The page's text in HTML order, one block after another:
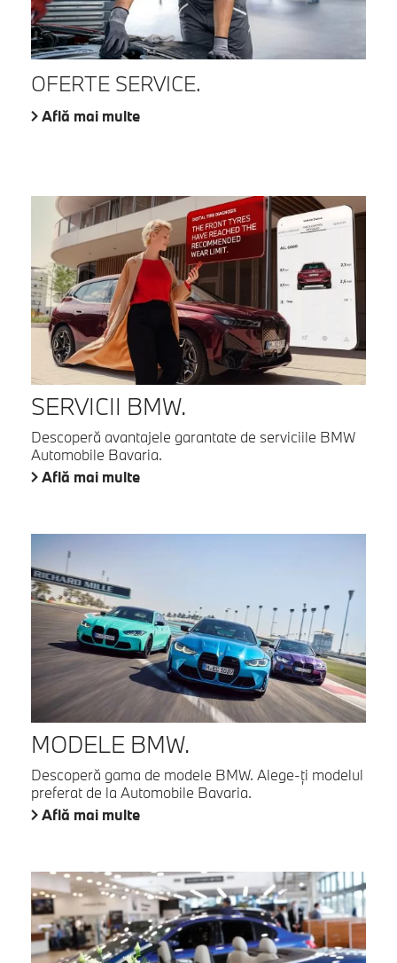
OFERTE SERVICE.
Află mai multe
SERVICII BMW.
Descoperă avantajele garantate de serviciile BMW
Automobile Bavaria.
Află mai multe
MODELE BMW.
Descoperă gama de modele BMW. Alege-ţi modelul
preferat de la Automobile Bavaria.
Află mai multe